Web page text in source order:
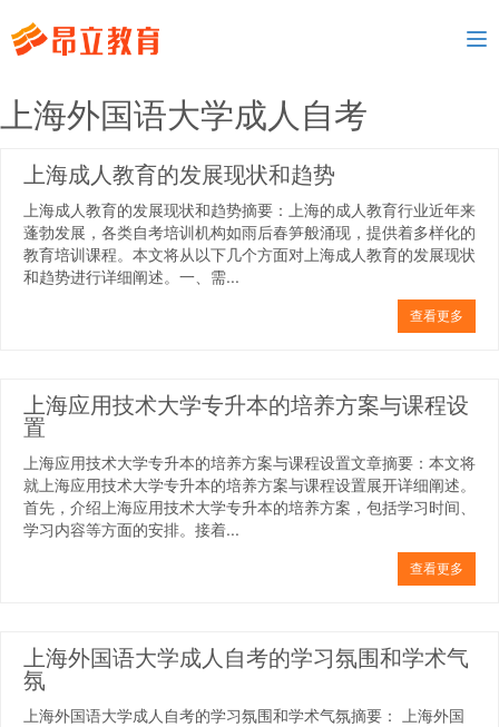
上海外国语大学成人自考
上海成人教育的发展现状和趋势
上海成人教育的发展现状和趋势摘要：上海的成人教育行业近年来
蓬勃发展，各类自考培训机构如雨后春笋般涌现，提供着多样化的
教育培训课程。本文将从以下几个方面对上海成人教育的发展现状
和趋势进行详细阐述。一、需...
查看更多
上海应用技术大学专升本的培养方案与课程设
置
上海应用技术大学专升本的培养方案与课程设置文章摘要：本文将
就上海应用技术大学专升本的培养方案与课程设置展开详细阐述。
首先，介绍上海应用技术大学专升本的培养方案，包括学习时间、
学习内容等方面的安排。接着...
查看更多
上海外国语大学成人自考的学习氛围和学术气
氛
上海外国语大学成人自考的学习氛围和学术气氛摘要： 上海外国